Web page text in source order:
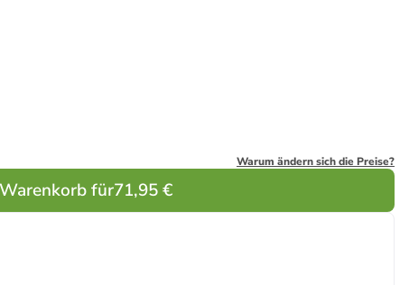
Warum ändern sich die Preise?
für71,95 €